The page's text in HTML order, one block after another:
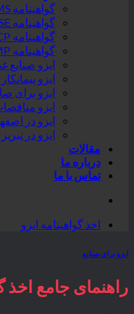
گواهینامه IMS
گواهینامه HSE
گواهینامه HACCP
گواهینامه GMP
ایزو صنایع
ایزو
ایزو برای
ایزو
ایزو در
ایزو در تبریز
مقالات
درباره ما
تماس با ما
اخذ گواهینامه ایزو
ایزو برای صنایع
راهنمای جامع اخذ